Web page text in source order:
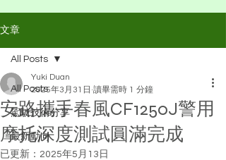
文章
All Posts
駕駛技術分享
最新動向
All Posts
安路攜手春風CF1250J警用
摩托深度測試圓滿完成
Yuki Duan
2025年3月31日 讀畢需時 1 分鐘
已更新： 2025年5月13日